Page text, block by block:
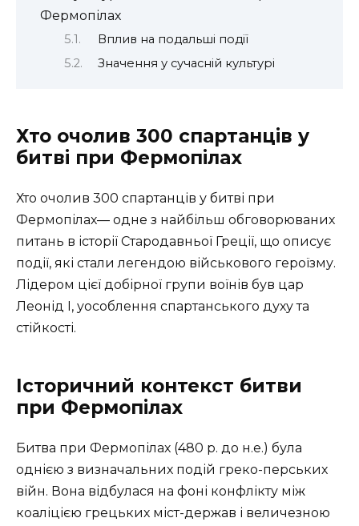
Фермопілах
Вплив на подальші події
Значення у сучасній культурі
Хто очолив 300 спартанців у
битві при Фермопілах
Хто очолив 300 спартанців у битві при
Фермопілах— одне з найбільш обговорюваних
питань в історії Стародавньої Греції, що описує
події, які стали легендою військового героїзму.
Лідером цієї добірної групи воїнів був цар
Леонід I, уособлення спартанського духу та
стійкості.
Історичний контекст битви
при Фермопілах
Битва при Фермопілах (480 р. до н.е.) була
однією з визначальних подій греко-перських
війн. Вона відбулася на фоні конфлікту між
коаліцією грецьких міст-держав і величезною